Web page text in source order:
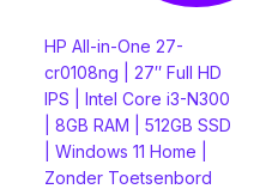
HP All-in-One 27-
cr0108ng | 27″ Full HD
IPS | Intel Core i3-N300
| 8GB RAM | 512GB SSD
| Windows 11 Home |
Zonder Toetsenbord